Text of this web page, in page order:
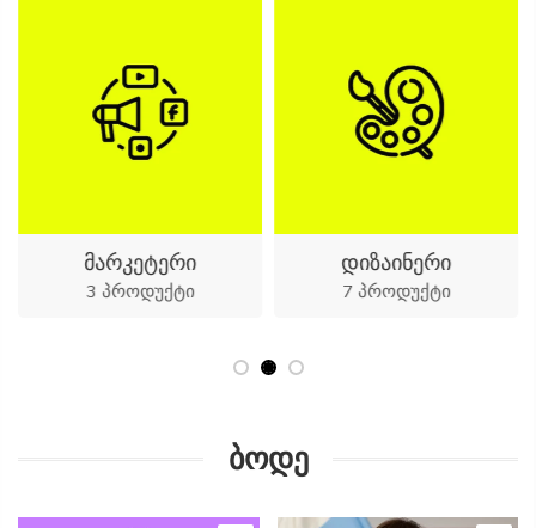
მარკეტერი
3 პროდუქტი
დიზაინერი
7 პროდუქტი
ბოდე